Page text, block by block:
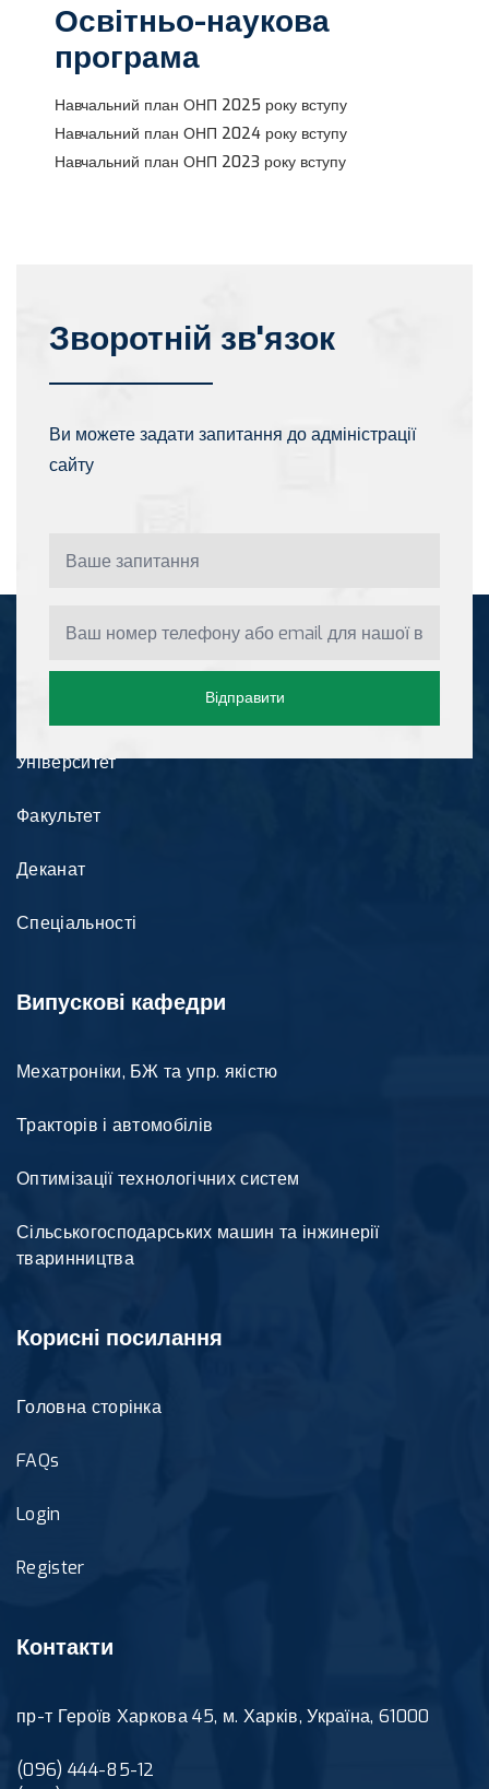
Освітньо-наукова
програма
Навчальний план ОНП 2025 року вступу
Навчальний план ОНП 2024 року вступу
Навчальний план ОНП 2023 року вступу
Зворотній зв'язок
Ви можете задати запитання до адміністрації
сайту
Відправити
Університет
Факультет
Деканат
Спеціальності
Випускові кафедри
Мехатроніки, БЖ та упр. якістю
Тракторів і автомобілів
Оптимізації технологічних систем
Сільськогосподарських машин та інжинерії
тваринництва
Корисні посилання
Головна сторінка
FAQs
Login
Register
Контакти
пр-т Героїв Харкова 45, м. Харків, Україна, 61000
(096) 444-85-12